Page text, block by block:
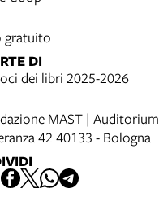
gratuito
DI
dei libri 2025-2026
MAST | Auditorium
42 40133 - Bologna